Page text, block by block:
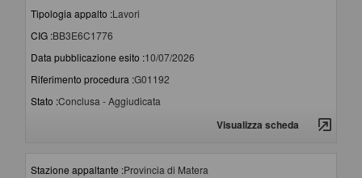
Tipologia appalto :Lavori
CIG :BB3E6C1776
Data pubblicazione esito :10/07/2026
Riferimento procedura :G01192
Stato :Conclusa - Aggiudicata
Visualizza scheda
Stazione appaltante :Provincia di Matera